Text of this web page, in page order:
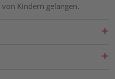
Kindern gelangen.